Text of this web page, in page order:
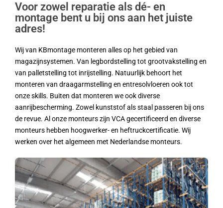
Voor zowel reparatie als dé- en
montage bent u bij ons aan het juiste
adres!
Wij van KBmontage monteren alles op het gebied van
magazijnsystemen. Van legbordstelling tot grootvakstelling en
van palletstelling tot inrijstelling. Natuurlijk behoort het
monteren van draagarmstelling en entresolvloeren ook tot
onze skills. Buiten dat monteren we ook diverse
aanrijbescherming. Zowel kunststof als staal passeren bij ons
de revue. Al onze monteurs zijn VCA gecertificeerd en diverse
monteurs hebben hoogwerker- en heftruckcertificatie. Wij
werken over het algemeen met Nederlandse monteurs.